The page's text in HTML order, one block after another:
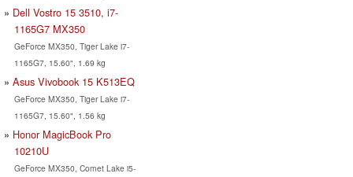
Dell Vostro 15 3510, i7-
1165G7 MX350
GeForce MX350, Tiger Lake i7-
1165G7, 15.60", 1.69 kg
Asus Vivobook 15 K513EQ
GeForce MX350, Tiger Lake i7-
1165G7, 15.60", 1.56 kg
Honor MagicBook Pro
10210U
GeForce MX350, Comet Lake i5-